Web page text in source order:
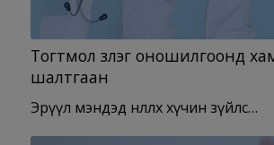
Тогтмол үзлэг оношилгоонд
шалтгаан
Эрүүл мэндэд нөлөөлөх хүчин зүйлс…